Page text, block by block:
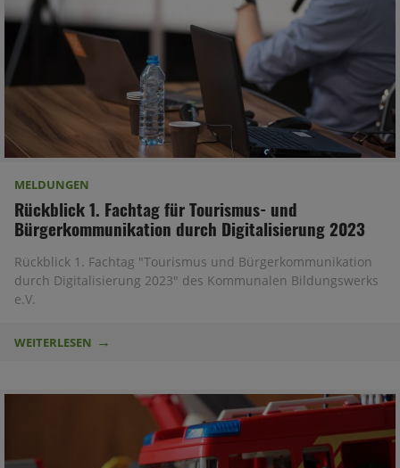
MELDUNGEN
Rückblick 1. Fachtag für Tourismus- und
Bürgerkommunikation durch Digitalisierung 2023
Rückblick 1. Fachtag "Tourismus und Bürgerkommunikation
durch Digitalisierung 2023" des Kommunalen Bildungswerks
e.V.
WEITERLESEN